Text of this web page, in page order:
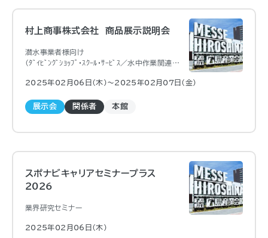
村上商事株式会社 商品展示説明会
潜水事業者様向け
（ﾀﾞｲﾋﾞﾝｸﾞｼｮｯﾌﾟ・ｽｸｰﾙ・ｻｰﾋﾞｽ／水中作業関連事
ダイビング用品・アクセサリーの商品展示説明会
2025年02月06日（木)〜2025年02月07日（金)
展示会 関係者 本館
スポナビキャリアセミナープラス
2026
業界研究セミナー
2025年02月06日（木)